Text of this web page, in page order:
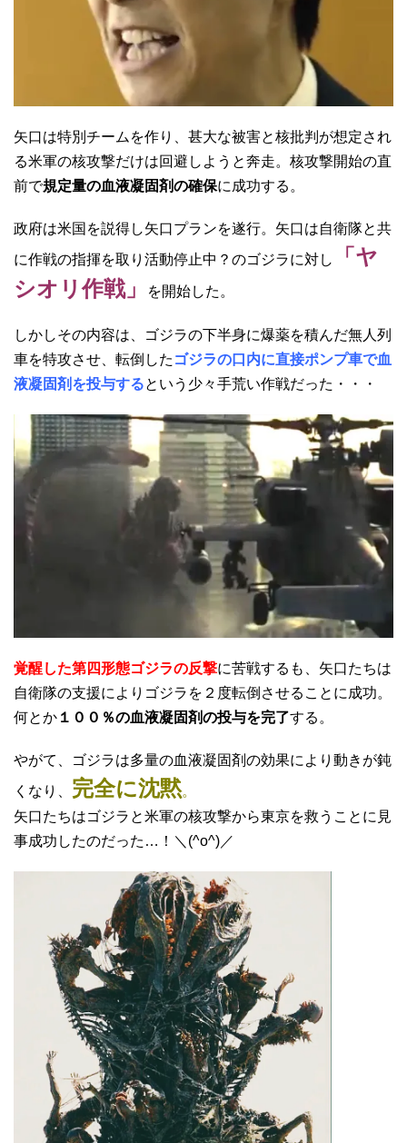
矢口は特別チームを作り、甚大な被害と核批判が想定され
る米軍の核攻撃だけは回避しようと奔走。核攻撃開始の直
前で規定量の血液凝固剤の確保に成功する。
政府は米国を説得し矢口プランを遂行。矢口は自衛隊と共
に作戦の指揮を取り活動停止中？のゴジラに対し
「ヤ
シオリ作戦」
を開始した。
しかしその内容は、ゴジラの下半身に爆薬を積んだ無人列
車を特攻させ、転倒した ゴジラの口内に直接ポンプ車で血
液凝固剤を投与するという少々手荒い作戦だった・・・
覚醒した第四形態ゴジラの反撃に苦戦するも、矢口たちは
自衛隊の支援によりゴジラを２度転倒させることに成功。
何とか １００％の血液凝固剤の投与を完了する。
やがて、ゴジラは多量の血液凝固剤の効果により動きが鈍
くなり、 完全に沈黙。
矢口たちはゴジラと米軍の核攻撃から東京を救うことに見
事成功したのだった…！＼(^o^)／